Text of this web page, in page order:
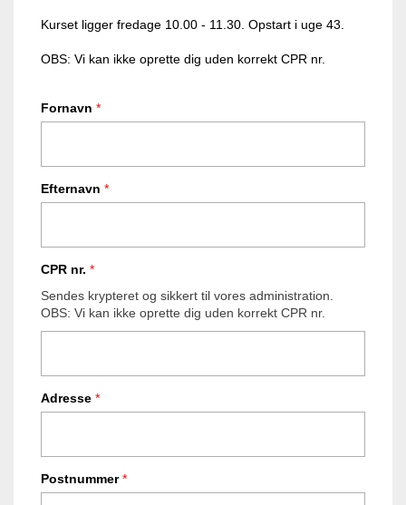
Kurset ligger fredage 10.00 - 11.30. Opstart i uge 43.
OBS: Vi kan ikke oprette dig uden korrekt CPR nr.
Fornavn *
Efternavn *
CPR nr. *
Sendes krypteret og sikkert til vores administration.
OBS: Vi kan ikke oprette dig uden korrekt CPR nr.
Adresse *
Postnummer *